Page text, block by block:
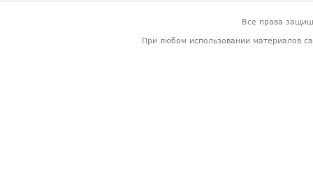
Все права
При любом использовании материалов